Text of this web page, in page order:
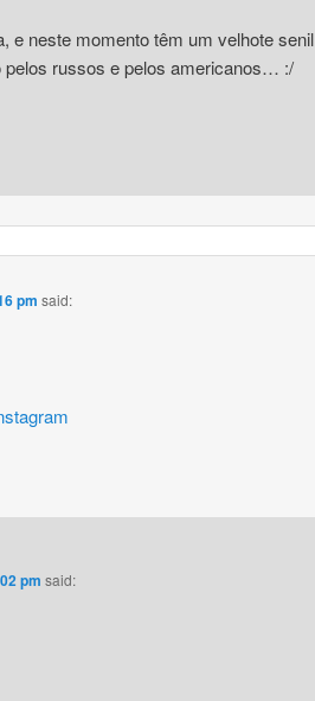
e neste momento têm um velhote senil
russos e pelos americanos… :/
pm said:
pm said: